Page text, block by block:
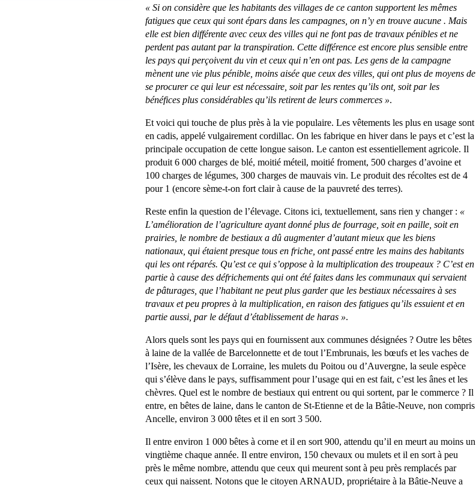
« Si on considère que les habitants des villages de ce canton supportent les mêmes
fatigues que ceux qui sont épars dans les campagnes, on n’y en trouve aucune . Mais
elle est bien différente avec ceux des villes qui ne font pas de travaux pénibles et ne
perdent pas autant par la transpiration. Cette différence est encore plus sensible entre
les pays qui perçoivent du vin et ceux qui n’en ont pas. Les gens de la campagne
mènent une vie plus pénible, moins aisée que ceux des villes, qui ont plus de moyens de
se procurer ce qui leur est nécessaire, soit par les rentes qu’ils ont, soit par les
bénéfices plus considérables qu’ils retirent de leurs commerces ».
Et voici qui touche de plus près à la vie populaire. Les vêtements les plus en usage sont
en cadis, appelé vulgairement cordillac. On les fabrique en hiver dans le pays et c’est la
principale occupation de cette longue saison. Le canton est essentiellement agricole. Il
produit 6 000 charges de blé, moitié méteil, moitié froment, 500 charges d’avoine et
100 charges de légumes, 300 charges de mauvais vin. Le produit des récoltes est de 4
pour 1 (encore sème-t-on fort clair à cause de la pauvreté des terres).
Reste enfin la question de l’élevage. Citons ici, textuellement, sans rien y changer : «
L’amélioration de l’agriculture ayant donné plus de fourrage, soit en paille, soit en
prairies, le nombre de bestiaux a dû augmenter d’autant mieux que les biens
nationaux, qui étaient presque tous en friche, ont passé entre les mains des habitants
qui les ont réparés. Qu’est ce qui s’oppose à la multiplication des troupeaux ? C’est en
partie à cause des défrichements qui ont été faites dans les communaux qui servaient
de pâturages, que l’habitant ne peut plus garder que les bestiaux nécessaires à ses
travaux et peu propres à la multiplication, en raison des fatigues qu’ils essuient et en
partie aussi, par le défaut d’établissement de haras ».
Alors quels sont les pays qui en fournissent aux communes désignées ? Outre les bêtes
à laine de la vallée de Barcelonnette et de tout l’Embrunais, les bœufs et les vaches de
l’Isère, les chevaux de Lorraine, les mulets du Poitou ou d’Auvergne, la seule espèce
qui s’élève dans le pays, suffisamment pour l’usage qui en est fait, c’est les ânes et les
chèvres. Quel est le nombre de bestiaux qui entrent ou qui sortent, par le commerce ? Il
entre, en bêtes de laine, dans le canton de St-Etienne et de la Bâtie-Neuve, non compris
Ancelle, environ 3 000 têtes et il en sort 3 500.
Il entre environ 1 000 bêtes à corne et il en sort 900, attendu qu’il en meurt au moins un
vingtième chaque année. Il entre environ, 150 chevaux ou mulets et il en sort à peu
près le même nombre, attendu que ceux qui meurent sont à peu près remplacés par
ceux qui naissent. Notons que le citoyen ARNAUD, propriétaire à la Bâtie-Neuve a